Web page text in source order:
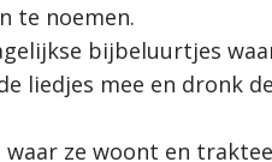
te noemen.
bijbeluurtjes
liedjes mee en dronk de
ze woont en